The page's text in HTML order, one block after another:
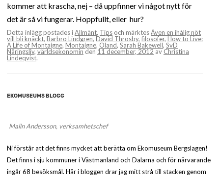
kommer att krascha, nej – då uppfinner vi något nytt för
det är så vi fungerar. Hoppfullt, eller hur?
Detta inlägg postades iAllmänt, Tips och märktesÄven en ihålig nöt
vill bli knäckt, Barbro Lindgren,David Throsby, filosofer,How to Live:
A Life of Montaigne,Montaigne,Öland,Sarah Bakewell,SvD
Näringsliv,världsekonominden11 december, 2012avChristina
Lindeqvist.
EKOMUSEUMS BLOGG
Malin Andersson, verksamhetschef
Ni förstår att det finns mycket att berätta om Ekomuseum Bergslagen!
Det finns i sju kommuner i Västmanland och Dalarna och för närvarande
ingår 68 besöksmål. Här i bloggen drar jag mitt strå till stacken genom